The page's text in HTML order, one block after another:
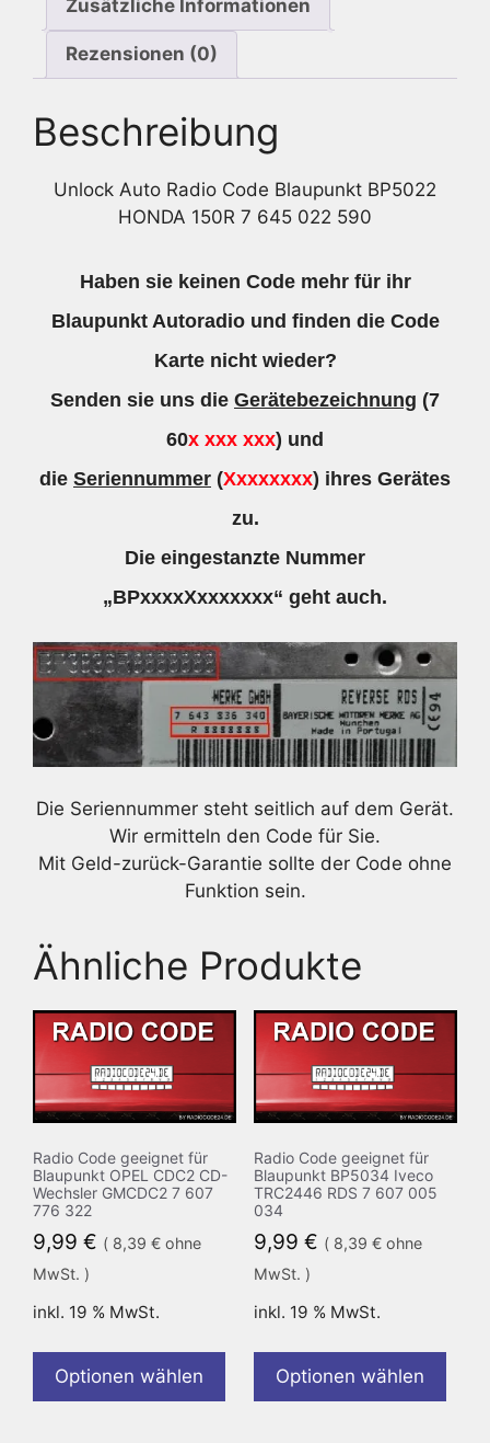
Zusätzliche Informationen
Rezensionen (0)
Beschreibung
Unlock Auto Radio Code Blaupunkt BP5022
HONDA 150R 7 645 022 590
Haben sie keinen Code mehr für ihr
Blaupunkt Autoradio und finden die Code
Karte nicht wieder?
Senden sie uns die Gerätebezeichnung (7
60x xxx xxx) und
die Seriennummer (Xxxxxxxx) ihres Gerätes
zu.
Die eingestanzte Nummer
„BPxxxxXxxxxxxx“ geht auch.
Die Seriennummer steht seitlich auf dem Gerät.
Wir ermitteln den Code für Sie.
Mit Geld-zurück-Garantie sollte der Code ohne
Funktion sein.
Ähnliche Produkte
Radio Code geeignet für
Blaupunkt OPEL CDC2 CD-
Wechsler GMCDC2 7 607
776 322
9,99 € ( 8,39 € ohne
MwSt. )
inkl. 19 % MwSt.
Optionen wählen
Radio Code geeignet für
Blaupunkt BP5034 Iveco
TRC2446 RDS 7 607 005
034
9,99 € ( 8,39 €ohne
MwSt. )
inkl. 19 % MwSt.
Optionen wählen